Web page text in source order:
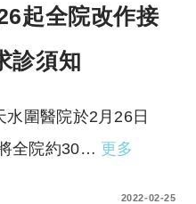
起全院改作接
診須知
圍醫院於2月26日
全院約30… 更多
2022-02-25